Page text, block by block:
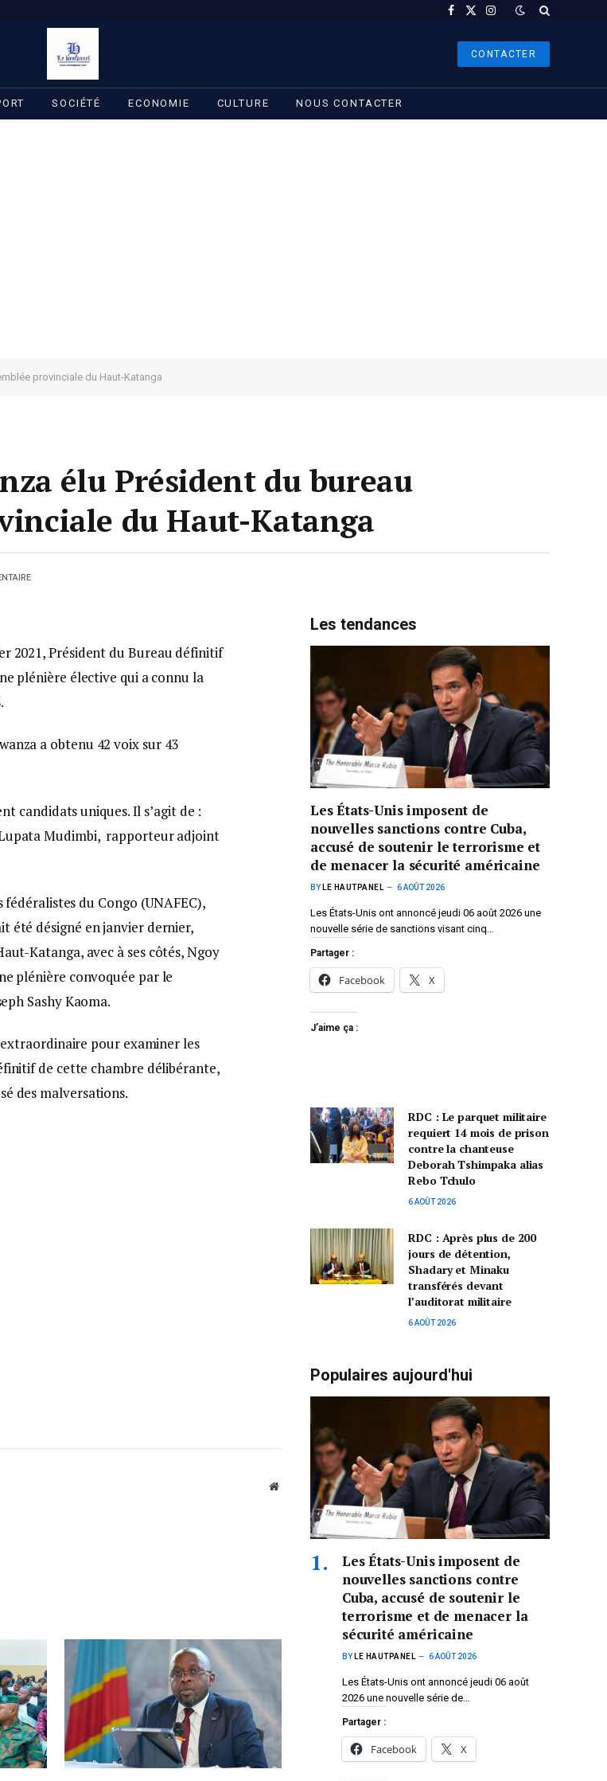
Facebook
X
Instagram
CONTACTER
SOCIÉTÉ ECONOMIE CULTURE NOUS CONTACTER
provinciale du Haut-Katanga
élu Président du bureau
du Haut-Katanga
2021, Président du Bureau définitif
plénière élective qui a connu la
a obtenu 42 voix sur 43
candidats uniques. Il s’agit de :
Mudimbi, rapporteur adjoint
du Congo (UNAFEC),
été désigné en janvier dernier,
Katanga, avec à ses côtés, Ngoy
plénière convoquée par le
Sashy Kaoma.
pour examiner les
de cette chambre délibérante,
des malversations.
Website
Les tendances
Les États-Unis imposent de
nouvelles sanctions contre Cuba,
accusé de soutenir le terrorisme et
de menacer la sécurité américaine
BY LE HAUTPANEL 6 AOÛT 2026
Les États-Unis ont annoncé jeudi 06 août 2026 une
nouvelle série de sanctions visant cinq…
Partager :
Facebook X
J’aime ça :
RDC : Le parquet militaire
requiert 14 mois de prison
contre la chanteuse
Deborah Tshimpaka alias
Rebo Tchulo
6 AOÛT 2026
RDC : Après plus de 200
jours de détention,
Shadary et Minaku
transférés devant
l’auditorat militaire
6 AOÛT 2026
Populaires aujourd'hui
Les États-Unis imposent de
nouvelles sanctions contre
Cuba, accusé de soutenir le
terrorisme et de menacer la
sécurité américaine
BY LE HAUTPANEL 6 AOÛT 2026
Les États-Unis ont annoncé jeudi 06 août
2026 une nouvelle série de…
Partager :
Facebook X